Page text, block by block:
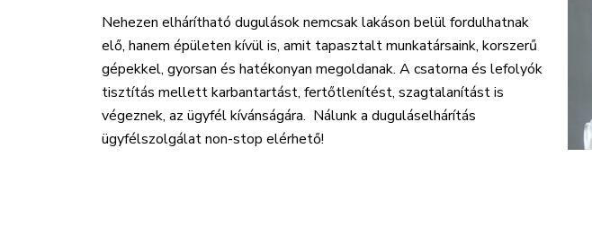
Nehezen elhárítható dugulások nemcsak lakáson belül fordulhatnak
elő, hanem épületen kívül is, amit tapasztalt munkatársaink, korszerű
gépekkel, gyorsan és hatékonyan megoldanak. A csatorna és lefolyók
tisztítás mellett karbantartást, fertőtlenítést, szagtalanítást is
végeznek, az ügyfél kívánságára. Nálunk a duguláselhárítás
ügyfélszolgálat non-stop elérhető!